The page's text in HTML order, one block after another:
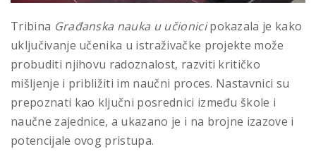
Tribina Građanska nauka u učionicipokazala je kako
uključivanje učenika u istraživačke projekte može
probuditi njihovu radoznalost, razviti kritičko
mišljenje i približiti im naučni proces. Nastavnici su
prepoznati kao ključni posrednici između škole i
naučne zajednice, a ukazano je i na brojne izazove i
potencijale ovog pristupa.